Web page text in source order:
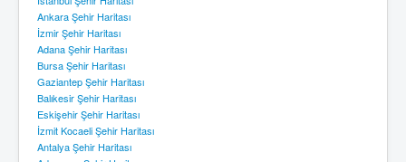
Ankara Şehir Haritası
İzmir Şehir Haritası
Adana Şehir Haritası
Bursa Şehir Haritası
Gaziantep Şehir Haritası
Balıkesir Şehir Haritası
Eskişehir Şehir Haritası
İzmit Kocaeli Şehir Haritası
Antalya Şehir Haritası